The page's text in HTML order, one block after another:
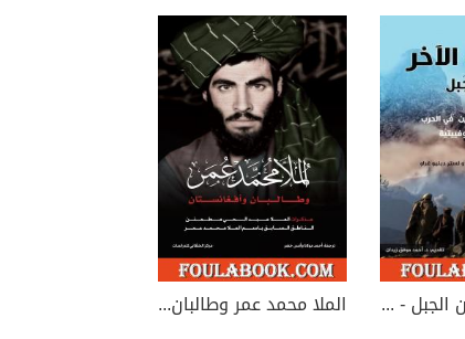
الجانب الآخر من الجبل - تكتيكات المجاهدين في الحرب الأفغانية السوفييتية
الملا محمد عمر وطالبان وأفغانستان